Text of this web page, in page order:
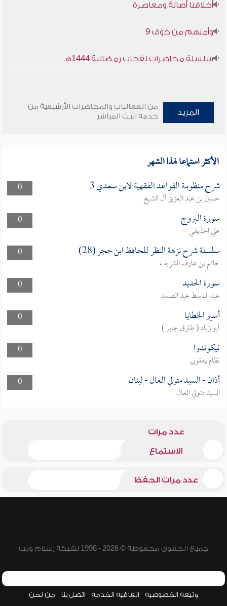
أخلاقنا أصالة ومعاصرة
وأمنهم من خوف 9
سلسلة محاضرات نفحات رمضانية 1444هـ
المزيد
من الفعاليات والمحاضرات الأرشيفية من
خدمة البث المباشر
الأكثر استماعا لهذا الشهر
0 شرح منظومة القواعد الفقهية لابن سعدي 3
حسين بن عبد العزيز آل الشيخ
0
سورة البروج
علي الحذيفي
0
سلسلة شرح نزهة النظر للحافظ ابن حجر (28)
حاتم بن عارف الشريف
0
سورة الحديد
عبد الباسط عبد الصمد
0
أسير الخطايا
أبو زياد ( طارق جابر )
0
تيكوندوا
نظام يعقوبي
0
أذان - السيد متولي العال - لبنان
السيد متولي العال
عدد مرات
الاستماع
عدد مرات الحفظ
جميع الحقوق محفوظة © 2026 - 1998 لشبكة إسلام ويب
وثيقة الخصوصية اتفاقية الخدمة اتصل بنا من نحن